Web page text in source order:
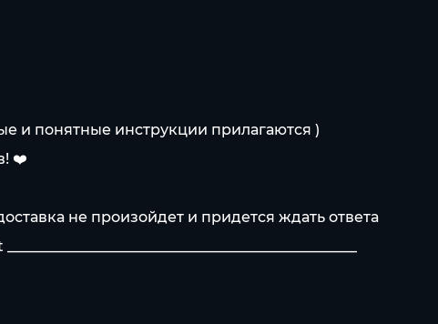
и понятные инструкции прилагаются )
❤️
не произойдет и придется ждать ответа
________________________________________________